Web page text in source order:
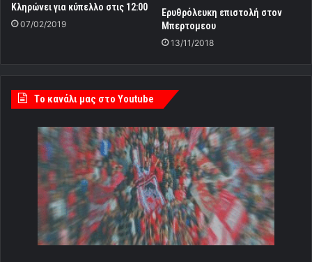
Κληρώνει για κύπελλο στις 12:00
07/02/2019
Ερυθρόλευκη επιστολή στον
Μπερτομεου
13/11/2018
Tο κανάλι μας στο Youtube